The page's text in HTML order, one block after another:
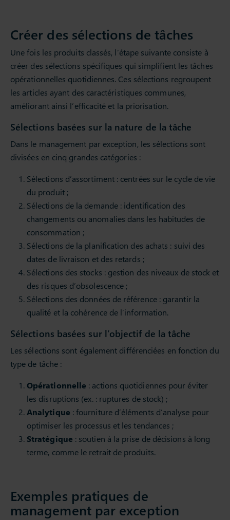
Créer des sélections de tâches
Une fois les produits classés, l’étape suivante consiste à
créer des sélections spécifiques qui simplifient les tâches
opérationnelles quotidiennes. Ces sélections regroupent
les articles ayant des caractéristiques communes,
améliorant ainsi l’efficacité et la priorisation.
Sélections basées sur la nature de la tâche
Dans le management par exception, les sélections sont
divisées en cinq grandes catégories :
Sélections d’assortiment : centrées sur le cycle de vie
du produit ;
Sélections de la demande : identification des
changements ou anomalies dans les habitudes de
consommation ;
Sélections de la planification des achats : suivi des
dates de livraison et des retards ;
Sélections des stocks : gestion des niveaux de stock et
des risques d’obsolescence ;
Sélections des données de référence : garantir la
qualité et la cohérence de l’information.
Sélections basées sur l’objectif de la tâche
Les sélections sont également différenciées en fonction du
type de tâche :
Opérationnelle : actions quotidiennes pour éviter
les disruptions (ex. : ruptures de stock) ;
Analytique : fourniture d’éléments d’analyse pour
optimiser les processus et les tendances ;
Stratégique : soutien à la prise de décisions à long
terme, comme le retrait de produits.
Exemples pratiques de
management par exception